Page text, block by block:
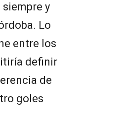
y
Lo
entre los
definir
de
goles